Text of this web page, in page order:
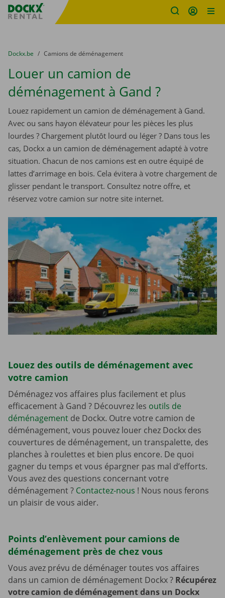
sitename
You are here:
du
Dockx.be to
Camions de déménagement
Louer un camion de
déménagement à Gand ?
Louez rapidement un camion de déménagement à Gand.
Avec ou sans hayon élévateur pour les pièces les plus
lourdes ? Chargement plutôt lourd ou léger ? Dans tous les
cas, Dockx a un camion de déménagement adapté à votre
situation. Chacun de nos camions est en outre équipé de
lattes d’arrimage en bois. Cela évitera à votre chargement de
glisser pendant le transport. Consultez notre offre, et
réservez votre camion sur notre site internet.
Louez des outils de déménagement avec
votre camion
Déménagez vos affaires plus facilement et plus
efficacement à Gand ? Découvrez les outils de
déménagement de Dockx. Outre votre camion de
déménagement, vous pouvez louer chez Dockx des
couvertures de déménagement, un transpalette, des
planches à roulettes et bien plus encore. De quoi
gagner du temps et vous épargner pas mal d’efforts.
Vous avez des questions concernant votre
déménagement ? Contactez-nous ! Nous nous ferons
un plaisir de vous aider.
Points d’enlèvement pour camions de
déménagement près de chez vous
Vous avez prévu de déménager toutes vos affaires
dans un camion de déménagement Dockx ? Récupérez
votre camion de déménagement dans un Dockx